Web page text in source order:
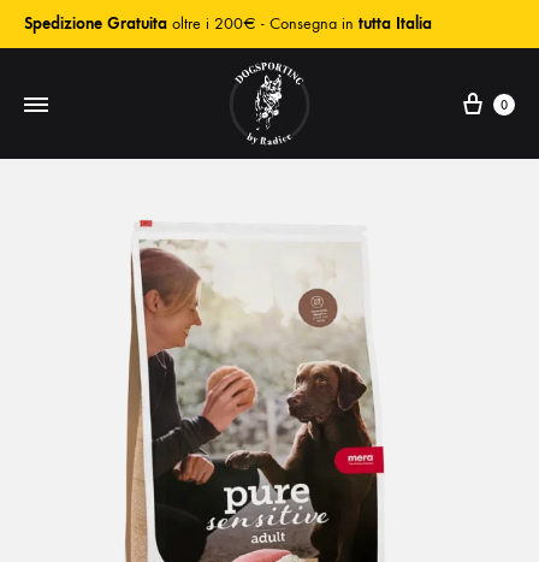
Spedizione Gratuita oltre i 200€ - Consegna in tutta Italia
0